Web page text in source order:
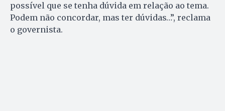
possível que se tenha dúvida em relação ao tema.
Podem não concordar, mas ter dúvidas…”, reclama
o governista.